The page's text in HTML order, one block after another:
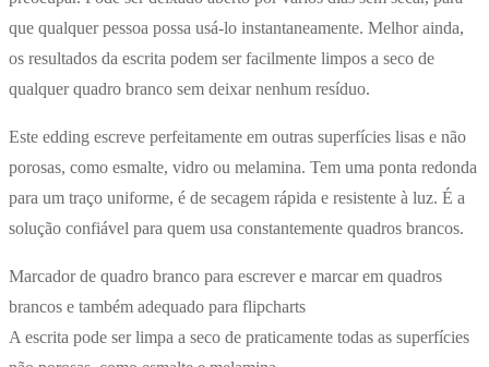
que qualquer pessoa possa usá-lo instantaneamente. Melhor ainda,
os resultados da escrita podem ser facilmente limpos a seco de
qualquer quadro branco sem deixar nenhum resíduo.
Este edding escreve perfeitamente em outras superfícies lisas e não
porosas, como esmalte, vidro ou melamina. Tem uma ponta redonda
para um traço uniforme, é de secagem rápida e resistente à luz. É a
solução confiável para quem usa constantemente quadros brancos.
Marcador de quadro branco para escrever e marcar em quadros
brancos e também adequado para flipcharts
A escrita pode ser limpa a seco de praticamente todas as superfícies